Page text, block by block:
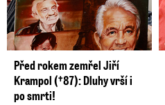
Před rokem zemřel Jiří
Krampol (†87): Dluhy vrší i
po smrti!